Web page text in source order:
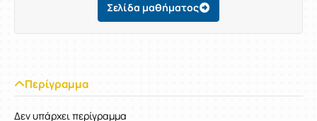
Σελίδα μαθήματος
Περίγραμμα
Δεν υπάρχει περίγραμμα